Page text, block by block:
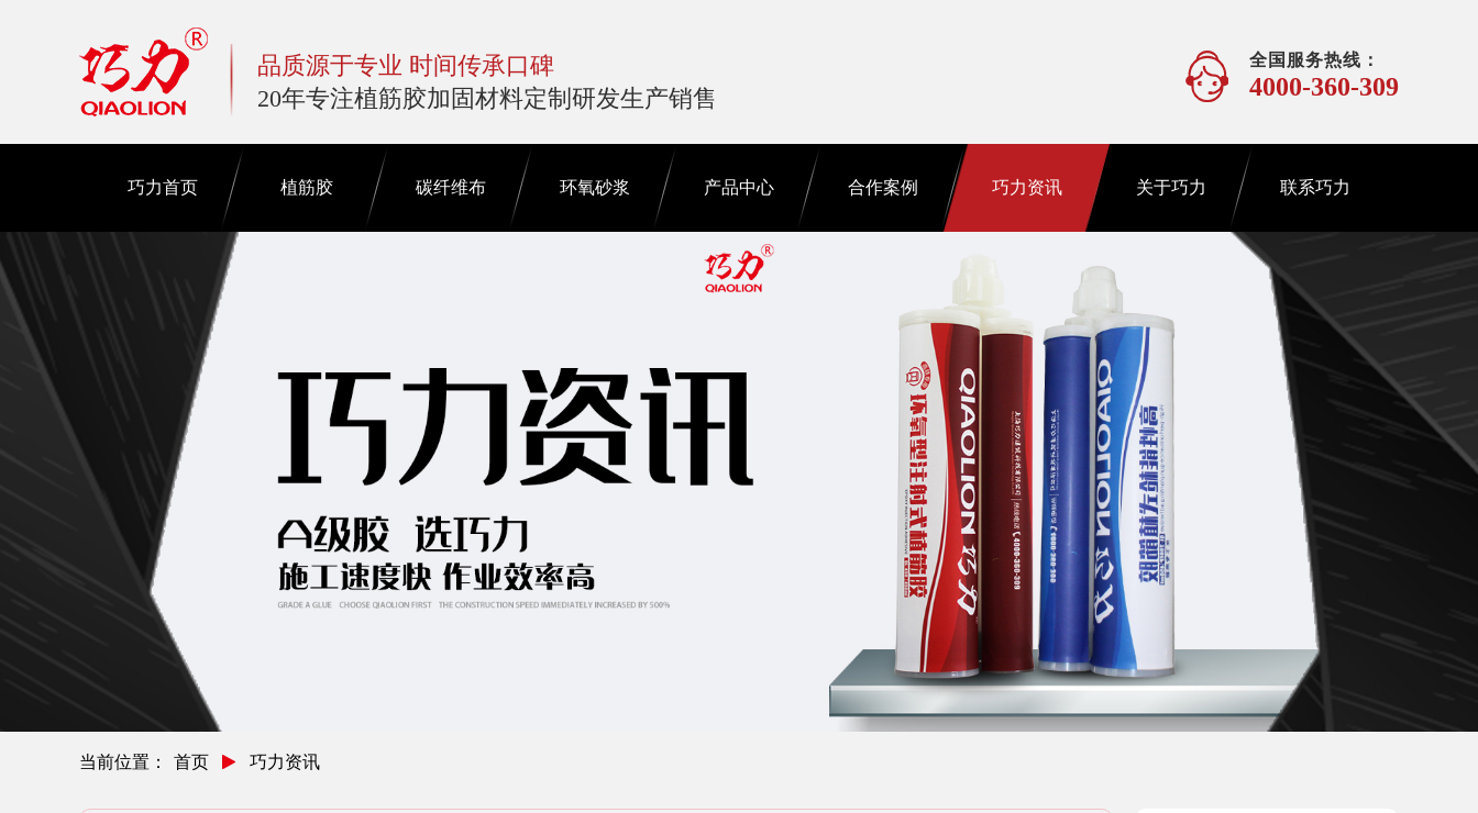
品质源于专业 时间传承口碑
20年专注植筋胶加固材料定制研发生产销售
全国服务热线：
4000-360-309
巧力首页 植筋胶 碳纤维布 环氧砂浆 产品中心 合作案例 巧力资讯 关于巧力 联系巧力
当前位置： 首页 巧力资讯